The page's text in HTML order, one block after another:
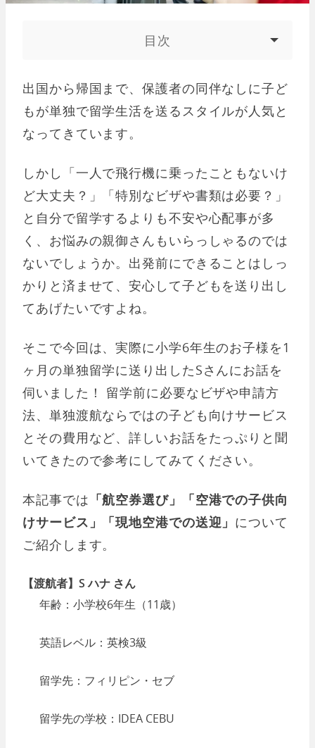
目次
出国から帰国まで、保護者の同伴なしに子ど
もが単独で留学生活を送るスタイルが人気と
なってきています。
しかし「一人で飛行機に乗ったこともないけ
ど大丈夫？」「特別なビザや書類は必要？」
と自分で留学するよりも不安や心配事が多
く、お悩みの親御さんもいらっしゃるのでは
ないでしょうか。出発前にできることはしっ
かりと済ませて、安心して子どもを送り出し
てあげたいですよね。
そこで今回は、実際に小学6年生のお子様を1
ヶ月の単独留学に送り出したSさんにお話を
伺いました！ 留学前に必要なビザや申請方
法、単独渡航ならではの子ども向けサービス
とその費用など、詳しいお話をたっぷりと聞
いてきたので参考にしてみてください。
本記事では 「航空券選び」「空港での子供向
けサービス」「現地空港での送迎」 について
ご紹介します。
【渡航者】S ハナ さん
年齢：小学校6年生（11歳）
英語レベル：英検3級
留学先：フィリピン・セブ
留学先の学校：IDEA CEBU